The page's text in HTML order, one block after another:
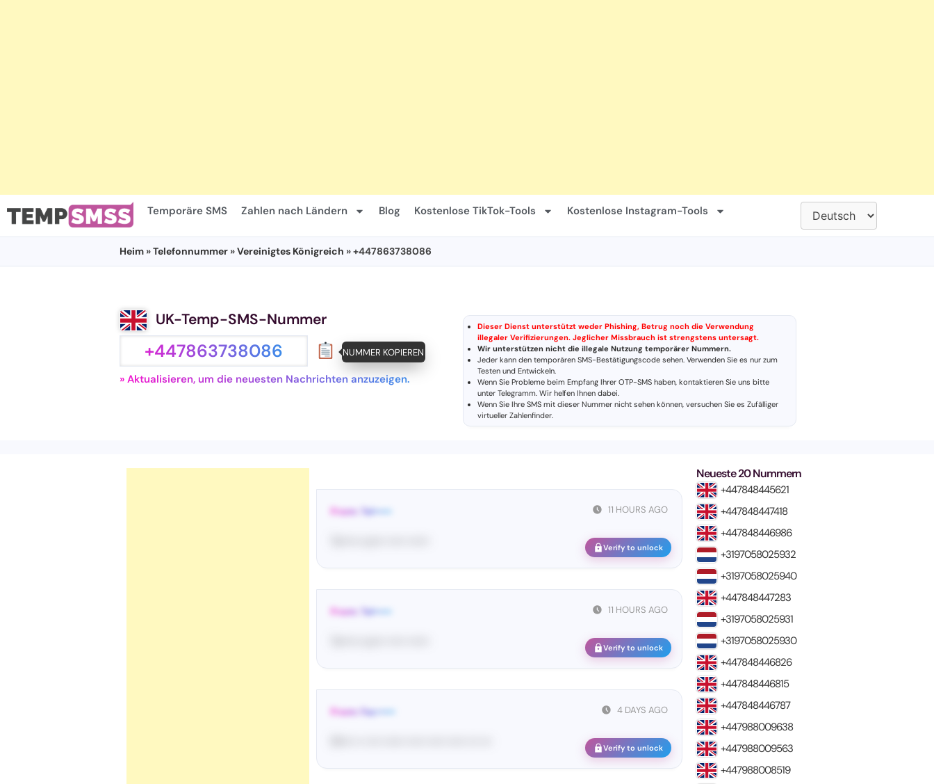
Temporäre SMS Zahlen nach Ländern Blog Kostenlose TikTok-Tools Kostenlose Instagram-Tools
Heim »Telefonnummer »Vereinigtes Königreich » +447863738086
UK-Temp-SMS-Nummer
+447863738086 NUMMER KOPIEREN
» Aktualisieren, um die neuesten Nachrichten anzuzeigen.
Dieser Dienst unterstützt weder Phishing, Betrug noch die Verwendung
illegaler Verifizierungen. Jeglicher Missbrauch ist strengstens untersagt.
Wir unterstützen nicht die illegale Nutzung temporärer Nummern.
Jeder kann den temporären SMS-Bestätigungscode sehen. Verwenden Sie es nur zum
Testen und Entwickeln.
Wenn Sie Probleme beim Empfang Ihrer OTP-SMS haben, kontaktieren Sie uns bitte
unter Telegramm. Wir helfen Ihnen dabei.
Wenn Sie Ihre SMS mit dieser Nummer nicht sehen können, versuchen Sie es Zufälliger
virtueller Zahlenfinder.
11 HOURS AGO
From: Tel•••••
Verify to unlock
11 HOURS AGO
From: Tel•••••
Verify to unlock
4 DAYS AGO
From: Fac•••••
Verify to unlock
Neueste 20 Nummern
+447848445621
+447848447418
+447848446986
+3197058025932
+3197058025940
+447848447283
+3197058025931
+3197058025930
+447848446826
+447848446815
+447848446787
+447988009638
+447988009563
+447988008519